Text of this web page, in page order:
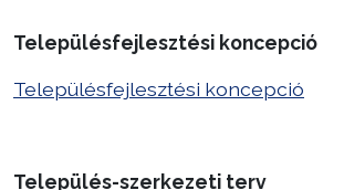
Településfejlesztési koncepció
Településfejlesztési koncepció
Település-szerkezeti terv